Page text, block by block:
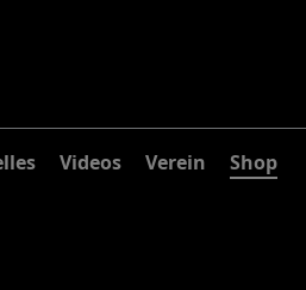
Videos Verein Shop